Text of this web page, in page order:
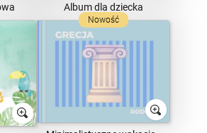
Album dla dziecka
Nowość